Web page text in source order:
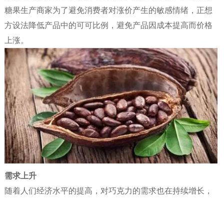
糖果生产商家为了避免消费者对涨价产生的敏感情绪，正想
方设法降低产品中的可可比例，避免产品因成本提高而价格
上涨。
需求上升
随着人们经济水平的提高，对巧克力的需求也在持续增长，